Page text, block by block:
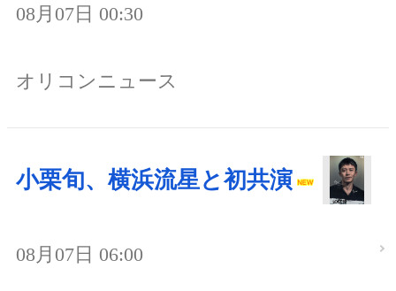
08月07日 00:30
オリコンニュース
小栗旬、横浜流星と初共演
08月07日 06:00